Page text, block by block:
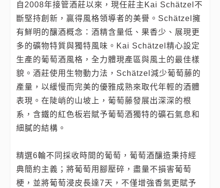
自2008年接管酒莊以來，現任莊主Kai Schätzel不
斷堅持創新，贏得風格領導者的美譽。Schätzel擁
有鮮明的釀酒概念：酒精含量低、果香少、展現更
多的礦物特質與獨特風味。Kai Schätzel精心設定
生產的葡萄酒風格，全力體現產區與風土的最佳樣
貌。酒莊使用生物動力法，Schätzel減少葡萄藤的
產量，以緩慢而完美的優雅成熟來取代年輕的酒體
表現。在陡峭的山坡上，葡萄藤發展出深深的根
系，含鐵的紅色板岩賦予葡萄酒獨特的礦石氣息和
細膩的結構。
精選6輪不同採收時間的葡萄，葡萄酒釀造秉持經
典簡約主義；將葡萄用腳壓碎，盡量不損害葡萄
梗，並將葡萄浸皮長達7天，不僅增強香氣更賦予